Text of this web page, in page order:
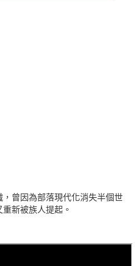
曾因為部落現代化消失半個世
重新被族人提起。